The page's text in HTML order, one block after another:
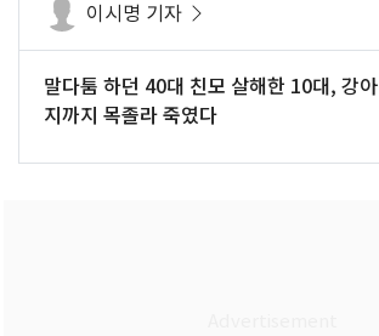
이시명 기자
말다툼 하던 40대 친모 살해한 10대, 강아
지까지 목졸라 죽였다